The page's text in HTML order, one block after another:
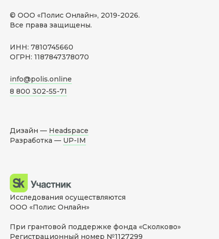
© ООО «Полис Онлайн», 2019-2026.
Все права защищены.
ИНН: 7810745660
ОГРН: 1187847378070
info@polis.online
8 800 302-55-71
Дизайн — Headspace
Разработка — UP-IM
Исследования осуществляются
ООО «Полис Онлайн»
При грантовой поддержке фонда «Сколково»
Регистрационный номер №1127299